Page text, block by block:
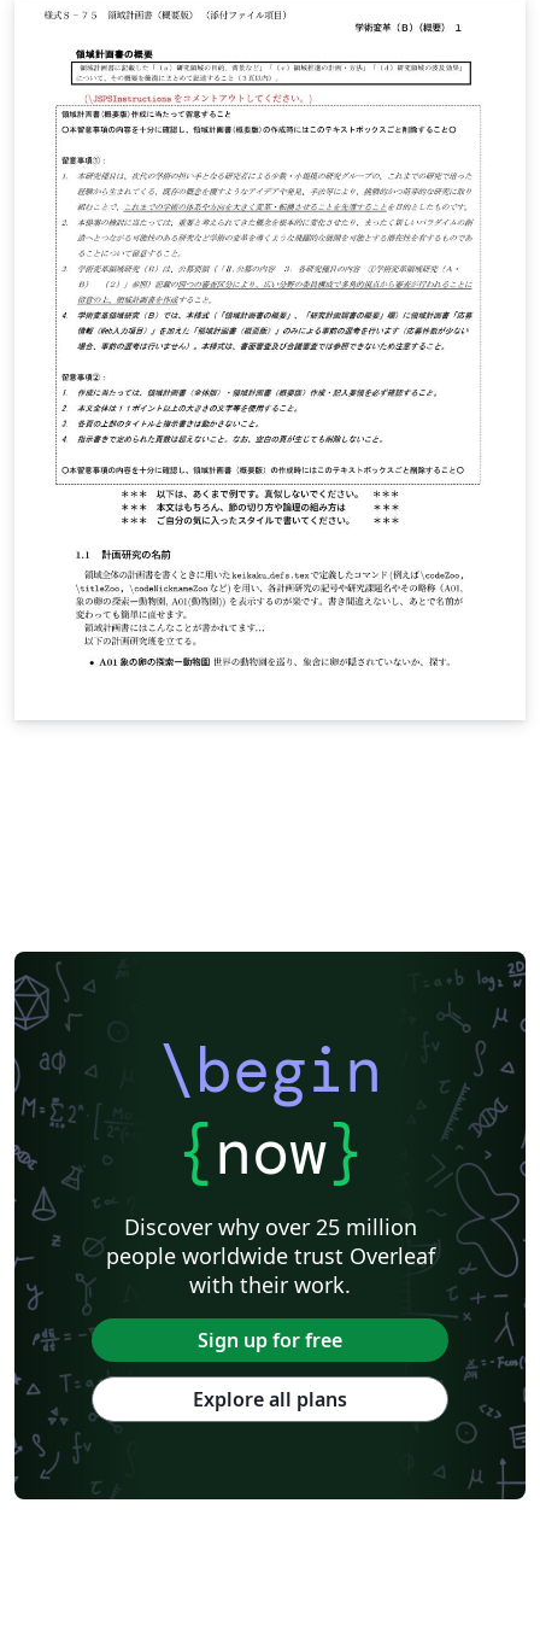
\begin
{now}
Discover why over 25 million
people worldwide trust Overleaf
with their work.
Sign up for free
Explore all plans